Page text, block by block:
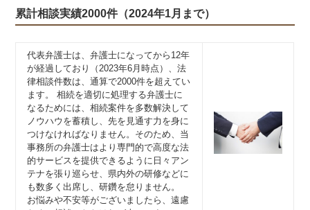
累計相談実績2000件（2024年1月まで）
代表弁護士は、弁護士になってから12年
が経過しており（2023年6月時点）、法
律相談件数は、通算で2000件を超えてい
ます。 相続を適切に処理する弁護士に
なるためには、相続案件を多数解決して
ノウハウを蓄積し、先を見通す力を身に
つけなければなりません。そのため、当
事務所の弁護士はより専門的で高度な法
的サービスを提供できるように日々アン
テナを張り巡らせ、県内外の研修などに
も数多く出席し、研鑽を怠りません。
お悩みや不安等がございましたら、遠慮